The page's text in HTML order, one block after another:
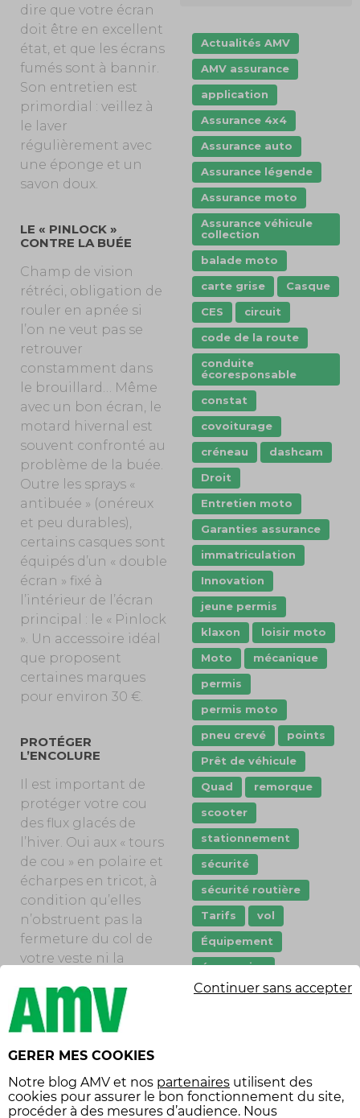
dire que votre écran
doit être en excellent
état, et que les écrans
fumés sont à bannir.
Son entretien est
primordial : veillez à
le laver
régulièrement avec
une éponge et un
savon doux.
LE « PINLOCK »
CONTRE LA BUÉE
Champ de vision
rétréci, obligation de
rouler en apnée si
l’on ne veut pas se
retrouver
constamment dans
le brouillard… Même
avec un bon écran, le
motard hivernal est
souvent confronté au
problème de la buée.
Outre les sprays «
antibuée » (onéreux
et peu durables),
certains casques sont
équipés d’un « double
écran » fixé à
l’intérieur de l’écran
principal : le « Pinlock
». Un accessoire idéal
que proposent
certaines marques
pour environ 30 €.
PROTÉGER
L’ENCOLURE
Il est important de
protéger votre cou
des flux glacés de
l’hiver. Oui aux « tours
de cou » en polaire et
écharpes en tricot, à
condition qu’elles
n’obstruent pas la
fermeture du col de
votre veste ni la
la jugulaire du
casque. Si vous optez
pour une cagoule,
elle ne doit pas
affecter le champ de
vision, ni gêner la
mobilité de la tête.
Actualités AMV
AMV assurance
application
Assurance 4x4
Assurance auto
Assurance légende
Assurance moto
Assurance véhicule
collection
balade moto
carte grise
Casque
CES
circuit
code de la route
conduite
écoresponsable
constat
covoiturage
créneau
dashcam
Droit
Entretien moto
Garanties assurance
immatriculation
Innovation
jeune permis
klaxon
loisir moto
Moto
mécanique
permis
permis moto
pneu crevé
points
Prêt de véhicule
Quad
remorque
scooter
stationnement
sécurité
sécurité routière
Tarifs
vol
Équipement
économies
équipement voiture
GERER MES COOKIES
Notre blog AMV et nos partenaires utilisent des
cookies pour assurer le bon fonctionnement du site,
procéder à des mesures d’audience. Nous
Continuer sans accepter